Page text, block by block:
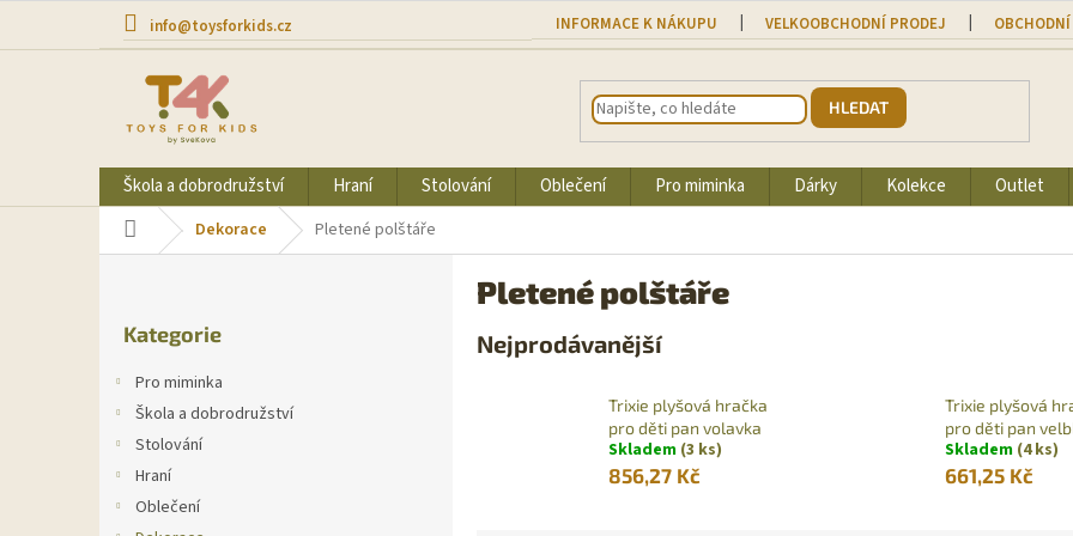
obsah
info@toysforkids.cz INFORMACE K NÁKUPU VELKOOBCHODNÍ PRODEJ OBCHODNÍ
HLEDAT
Škola a dobrodružství Hraní Stolování Oblečení Pro miminka Dárky Kolekce Outlet
Domů Dekorace Pletené polštáře
kategorie
Kategorie
Pro miminka
Škola a dobrodružství
Stolování
Hraní
Oblečení
Pletené polštáře
Nejprodávanější
Trixie plyšová hračka
pro děti pan volavka
Skladem (3 ks)
856,27 Kč
Trixie plyšová
pro děti pan
Skladem (4 ks)
661,25 Kč